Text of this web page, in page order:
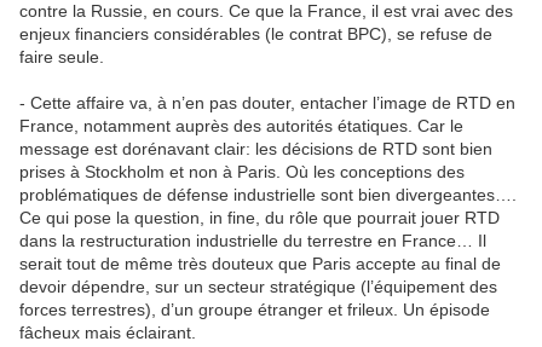
contre la Russie, en cours. Ce que la France, il est vrai avec des
enjeux financiers considérables (le contrat BPC), se refuse de
faire seule.
- Cette affaire va, à n’en pas douter, entacher l’image de RTD en
France, notamment auprès des autorités étatiques. Car le
message est dorénavant clair: les décisions de RTD sont bien
prises à Stockholm et non à Paris. Où les conceptions des
problématiques de défense industrielle sont bien divergeantes….
Ce qui pose la question, in fine, du rôle que pourrait jouer RTD
dans la restructuration industrielle du terrestre en France… Il
serait tout de même très douteux que Paris accepte au final de
devoir dépendre, sur un secteur stratégique (l’équipement des
forces terrestres), d’un groupe étranger et frileux. Un épisode
fâcheux mais éclairant.